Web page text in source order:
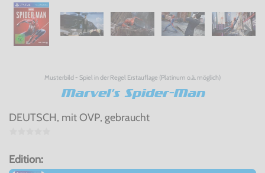
Musterbild - Spiel in der Regel Erstauflage (Platinum o.ä. möglich)
Marvel's Spider-Man
DEUTSCH, mit OVP, gebraucht
Edition: